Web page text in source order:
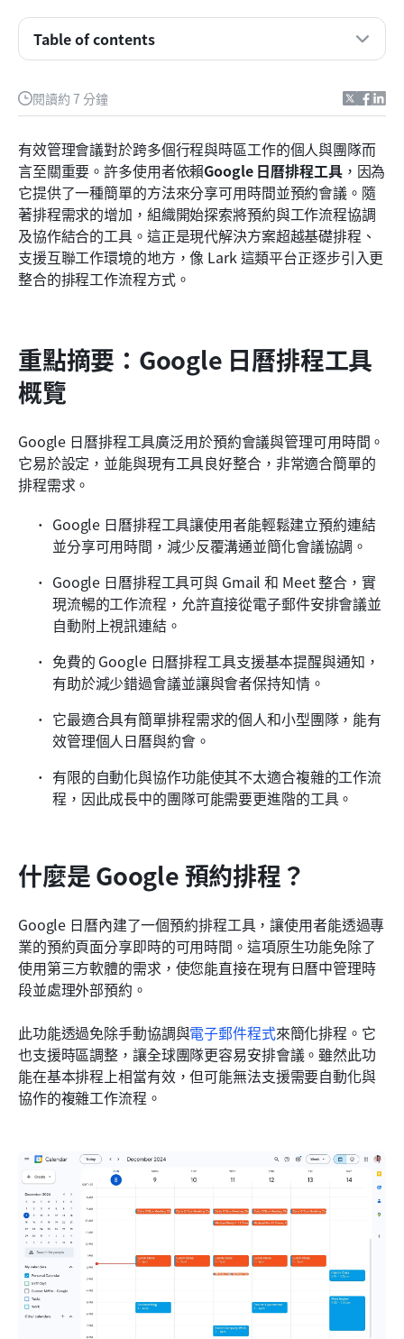
閱讀約 7 分鐘
有效管理會議對於跨多個行程與時區工作的個人與團隊而
言至關重要。許多使用者依賴Google 日曆排程工具，因為
它提供了一種簡單的方法來分享可用時間並預約會議。隨
著排程需求的增加，組織開始探索將預約與工作流程協調
及協作結合的工具。這正是現代解決方案超越基礎排程、
支援互聯工作環境的地方，像 Lark 這類平台正逐步引入更
整合的排程工作流程方式。
重點摘要：Google 日曆排程工具
概覽
Google 日曆排程工具廣泛用於預約會議與管理可用時間。
它易於設定，並能與現有工具良好整合，非常適合簡單的
排程需求。
Google 日曆排程工具讓使用者能輕鬆建立預約連結
並分享可用時間，減少反覆溝通並簡化會議協調。
Google 日曆排程工具可與 Gmail 和 Meet 整合，實
現流暢的工作流程，允許直接從電子郵件安排會議並
自動附上視訊連結。
免費的 Google 日曆排程工具支援基本提醒與通知，
有助於減少錯過會議並讓與會者保持知情。
它最適合具有簡單排程需求的個人和小型團隊，能有
效管理個人日曆與約會。
有限的自動化與協作功能使其不太適合複雜的工作流
程，因此成長中的團隊可能需要更進階的工具。
什麼是 Google 預約排程？
Google 日曆內建了一個預約排程工具，讓使用者能透過專
業的預約頁面分享即時的可用時間。這項原生功能免除了
使用第三方軟體的需求，使您能直接在現有日曆中管理時
段並處理外部預約。
此功能透過免除手動協調與電子郵件程式來簡化排程。它
也支援時區調整，讓全球團隊更容易安排會議。雖然此功
能在基本排程上相當有效，但可能無法支援需要自動化與
協作的複雜工作流程。
Table of contents
如何使用 Google 預約排程器
Google 日曆排程工具的優勢
Google 日曆預約排程工具的限制
智慧替代方案：透過 Lark 的自動排程奪回你的時間
最終檢查清單：Lark 與 Google 日曆排程工具
結論
常見問題
相關閱讀